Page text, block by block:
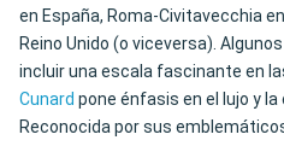
en España, Roma-Civitavecchia
Reino Unido (o viceversa).
incluir una escala fascinante en
Cunard pone énfasis en el lujo y
Reconocida por sus